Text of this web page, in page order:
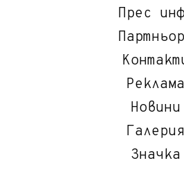
Прес
Реклама
Новини
Галерия
Значка